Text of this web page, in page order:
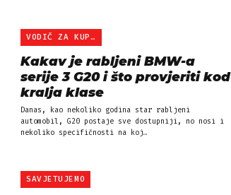
VODIČ ZA KUPNJU
Kakav je rabljeni BMW-a
serije 3 G20 i što provjeriti kod
kralja klase
Danas, kao nekoliko godina star rabljeni
automobil, G20 postaje sve dostupniji, no nosi i
nekoliko specifičnosti na koj…
SAVJETUJEMO